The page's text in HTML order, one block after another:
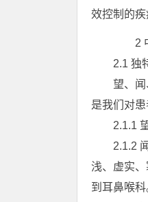
效控制的
2 中
2.1 独特
望、闻、
是我们对
2.1.1 望
2.1.2 闻
浅、虚实
到耳鼻喉科